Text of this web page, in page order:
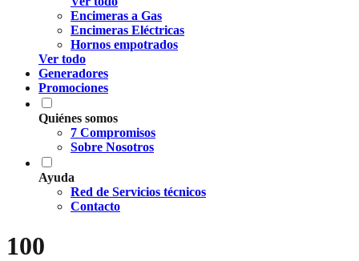
Encimeras a Gas
Encimeras Eléctricas
Hornos empotrados
Ver todo
Generadores
Promociones
Quiénes somos
7 Compromisos
Sobre Nosotros
Ayuda
Red de Servicios técnicos
Contacto
100